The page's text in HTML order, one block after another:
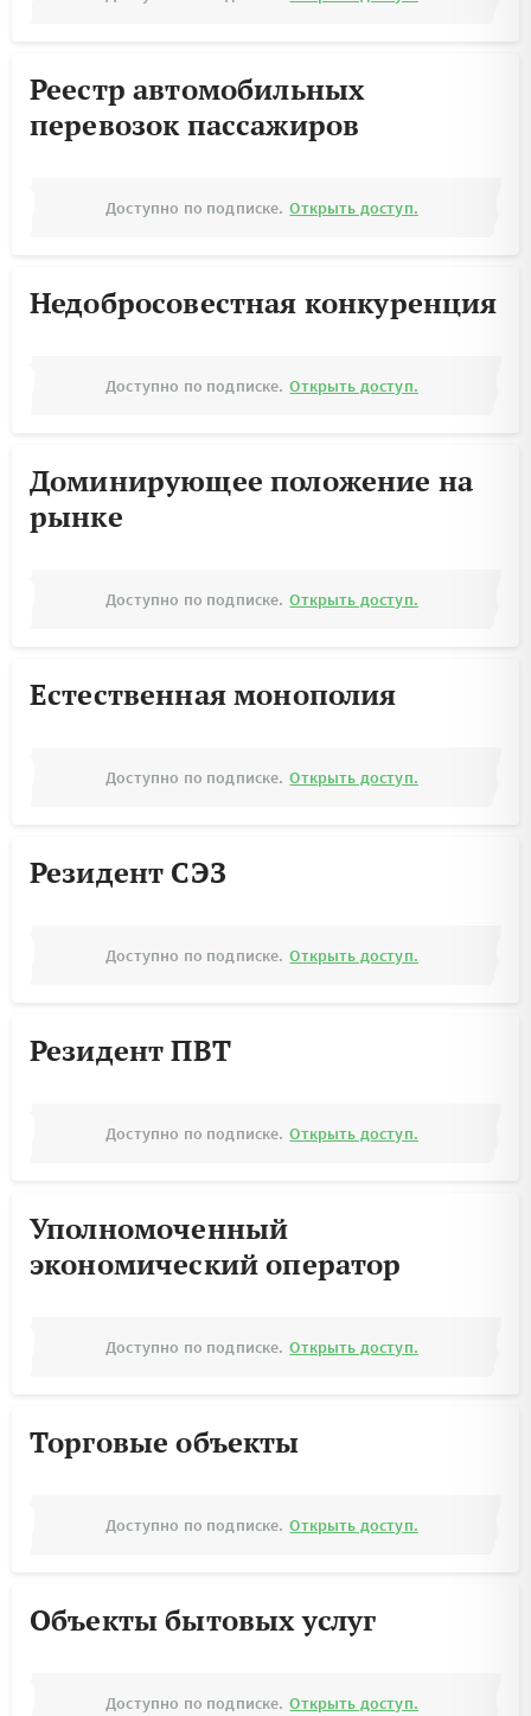
Реестр автомобильных
перевозок пассажиров
Доступно по подписке. Открыть доступ.
Недобросовестная конкуренция
Доступно по подписке. Открыть доступ.
Доминирующее положение на
рынке
Доступно по подписке. Открыть доступ.
Естественная монополия
Доступно по подписке. Открыть доступ.
Резидент СЭЗ
Доступно по подписке. Открыть доступ.
Резидент ПВТ
Доступно по подписке. Открыть доступ.
Уполномоченный
экономический оператор
Доступно по подписке. Открыть доступ.
Торговые объекты
Доступно по подписке. Открыть доступ.
Объекты бытовых услуг
Доступно по подписке. Открыть доступ.